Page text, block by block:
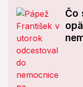
Čo